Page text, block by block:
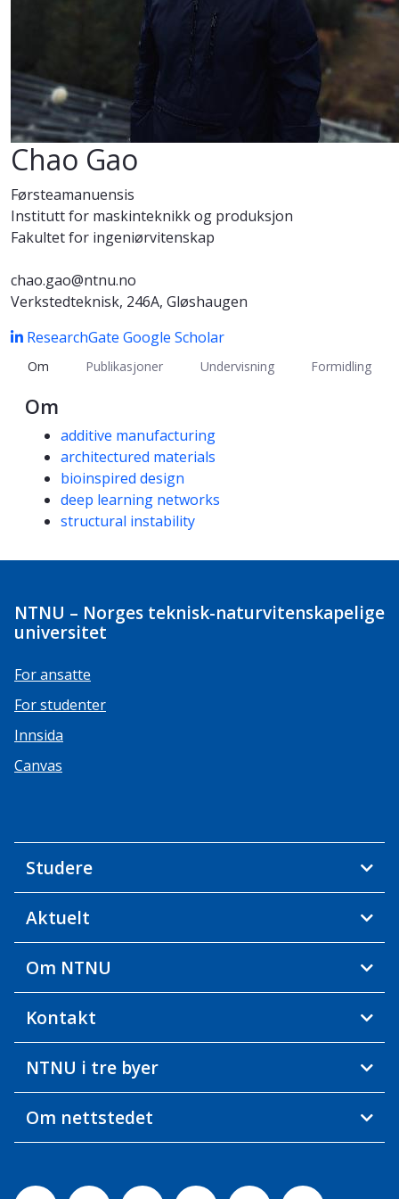
Chao Gao
Førsteamanuensis
Institutt for maskinteknikk og produksjon
Fakultet for ingeniørvitenskap
chao.gao@ntnu.no
Verkstedteknisk, 246A, Gløshaugen
ResearchGate Google Scholar
Om Publikasjoner Undervisning Formidling
Om
Kompetanseord
additive manufacturing
architectured materials
bioinspired design
deep learning networks
structural instability
NTNU – Norges teknisk-naturvitenskapelige
universitet
For ansatte
For studenter
Innsida
Canvas
Studere
Aktuelt
Om NTNU
Kontakt
NTNU i tre byer
Om nettstedet